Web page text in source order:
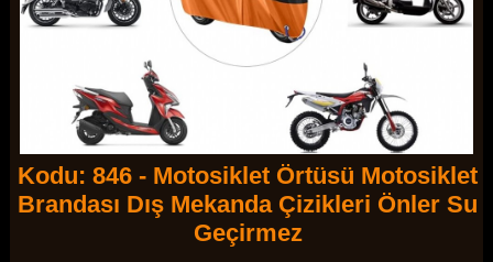
Kodu: 846 - Motosiklet Örtüsü Motosiklet
Brandası Dış Mekanda Çizikleri Önler Su
Geçirmez